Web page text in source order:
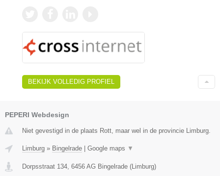
BEKIJK VOLLEDIG PROFIEL
PEPERI Webdesign
Niet gevestigd in de plaats Rott, maar wel in de provincie Limburg.
Limburg » Bingelrade Google maps ▼
Dorpsstraat 134, 6456 AG Bingelrade (Limburg)